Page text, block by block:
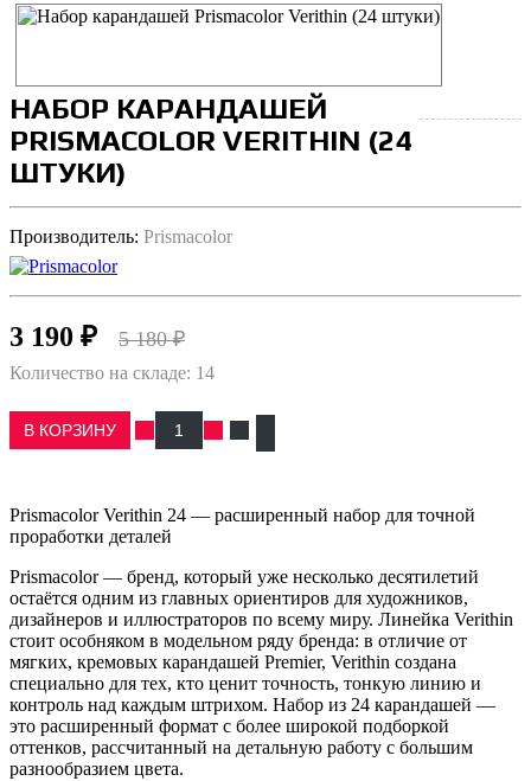
НАБОР КАРАНДАШЕЙ
PRISMACOLOR VERITHIN (24
ШТУКИ)
Производитель: Prismacolor
3 190 ₽ 5 180 ₽
Количество на складе: 14
В КОРЗИНУ
Prismacolor Verithin 24 — расширенный набор для точной
проработки деталей
Prismacolor — бренд, который уже несколько десятилетий
остаётся одним из главных ориентиров для художников,
дизайнеров и иллюстраторов по всему миру. Линейка Verithin
стоит особняком в модельном ряду бренда: в отличие от
мягких, кремовых карандашей Premier, Verithin создана
специально для тех, кто ценит точность, тонкую линию и
контроль над каждым штрихом. Набор из 24 карандашей —
это расширенный формат с более широкой подборкой
оттенков, рассчитанный на детальную работу с большим
разнообразием цвета.